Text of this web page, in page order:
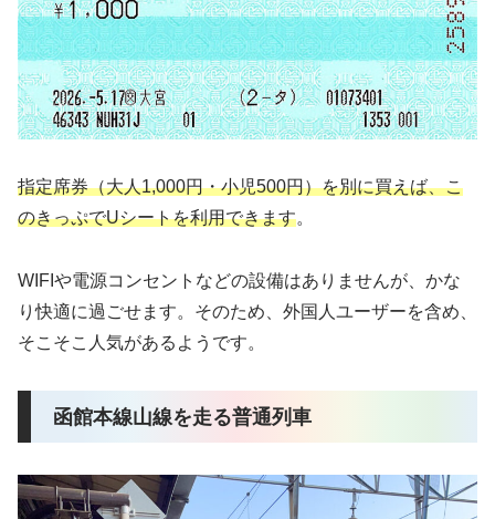
指定席券（大人1,000円・小児500円）を別に買えば、こ
のきっぷでUシートを利用できます。
WIFIや電源コンセントなどの設備はありませんが、かな
り快適に過ごせます。そのため、外国人ユーザーを含め、
そこそこ人気があるようです。
函館本線山線を走る普通列車